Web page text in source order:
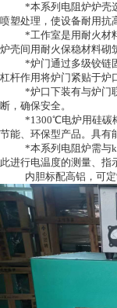
*本系列电阻炉炉壳
喷塑处理，使设备耐用抗
*工作室是用耐火材
炉壳间用耐火保稳材料砌
*炉门通过多级铰链
杠杆作用将炉门紧贴于炉
*炉口下装有与炉门
断，确保安全。
*1300℃电炉用硅碳
节能、环保型产品。具有
*本系列电阻炉需与
此进行电温度的测量、指
内胆标配高铝，可